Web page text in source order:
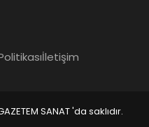
İletişim
SANAT 'da saklıdır.